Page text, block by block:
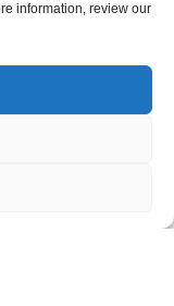
nos tarifs, veuillez
SOCIAUX
information, review our